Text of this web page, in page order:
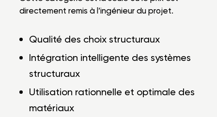
directement remis à l’ingénieur du projet.
Qualité des choix structuraux
Intégration intelligente des systèmes
structuraux
Utilisation rationnelle et optimale des
matériaux